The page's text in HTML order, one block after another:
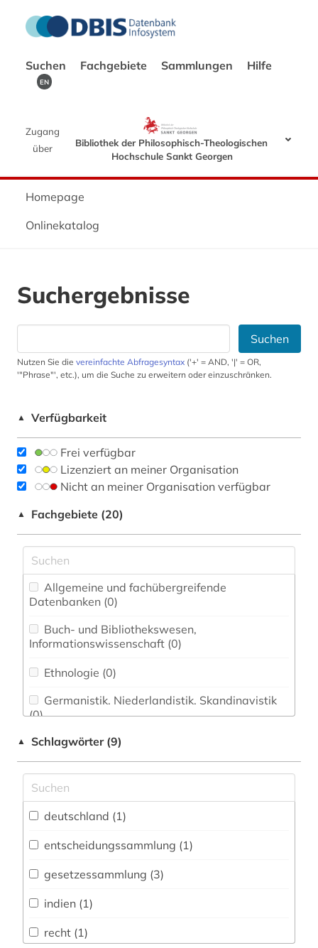
Suchen Fachgebiete Sammlungen Hilfe
EN
Zugang
über
Bibliothek der Philosophisch-Theologischen
Hochschule Sankt Georgen
Homepage
Onlinekatalog
Suchergebnisse
Suchen
Nutzen Sie die vereinfachte Abfragesyntax ('+' = AND, '|' = OR,
'"Phrase"', etc.), um die Suche zu erweitern oder einzuschränken.
▲ Verfügbarkeit
Frei verfügbar
Lizenziert an meiner Organisation
Nicht an meiner Organisation verfügbar
▲ Fachgebiete (20)
Datenbanken (0)
Informationswissenschaft (0)
Ethnologie (0)
(0)
Geschichte (0)
Geschichte der Pädagogik und des
Jesuitica (0)
Mittellateinische und Neugriechische Philologie.
Neulatein (0)
Kommunikationsdesign (0)
▲ Schlagwörter (9)
deutschland (1)
entscheidungssammlung (1)
gesetzessammlung (3)
indien (1)
recht (1)